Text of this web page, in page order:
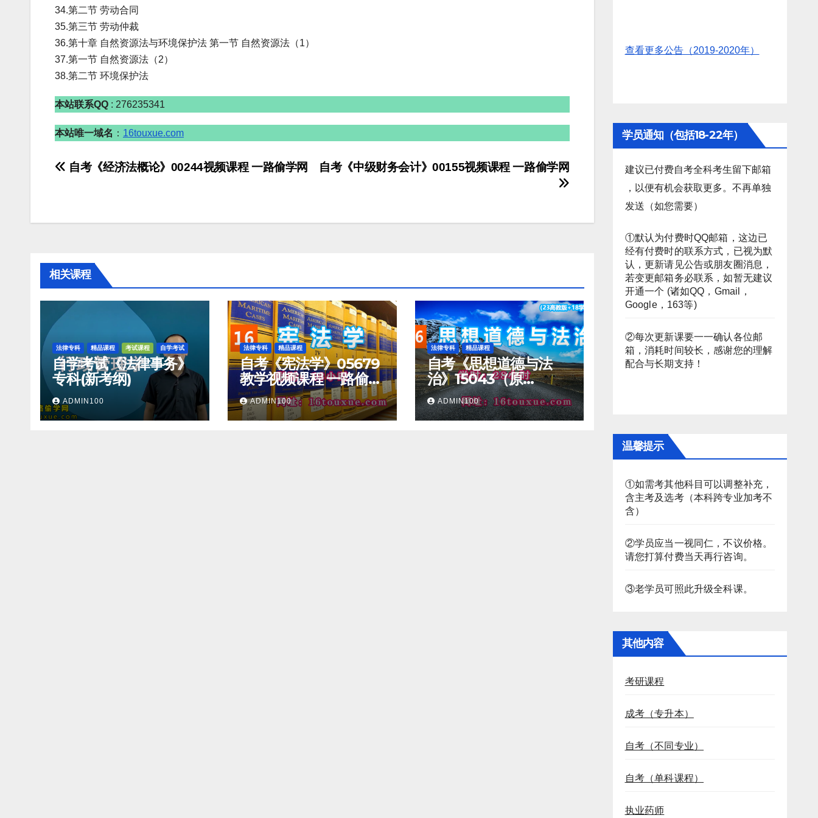
34.第二节 劳动合同
35.第三节 劳动仲裁
36.第十章 自然资源法与环境保护法 第一节 自然资源法（1）
37.第一节 自然资源法（2）
38.第二节 环境保护法
本站联系QQ : 276235341
本站唯一域名 ： 16touxue.com
文
导
自考《中级财务会计》00155视频课程 一路偷学网
自考《经济法概论》00244视频课程 一路偷学网
相关课程
法律专科 精品课程 考试课程 自学考试
自学考试《法律事务》
专科(新考纲)
ADMIN100
法律专科 精品课程
自考《宪法学》05679
教学视频课程 一路偷学
网ADMIN100
法律专科 精品课程
自考《思想道德与法
治》15043（原
03706）教学视频课程
一路偷学网
ADMIN100
查看更多公告（2019-2020年）
学员通知（包括18-22年）
建议已付费自考全科考生留下邮箱
，以便有机会获取更多。不再单独
发送（如您需要）
①默认为付费时QQ邮箱，这边已
经有付费时的联系方式，已视为默
认，更新请见公告或朋友圈消息，
若变更邮箱务必联系，如暂无建议
开通一个 (诸如QQ，Gmail，
Google，163等)
②每次更新课要一一确认各位邮
箱，消耗时间较长，感谢您的理解
配合与长期支持！
温馨提示
①如需考其他科目可以调整补充，
含主考及选考（本科跨专业加考不
含）
②学员应当一视同仁，不议价格。
请您打算付费当天再行咨询。
③老学员可照此升级全科课。
其他内容
考研课程
成考（专升本）
自考（不同专业）
自考（单科课程）
执业药师